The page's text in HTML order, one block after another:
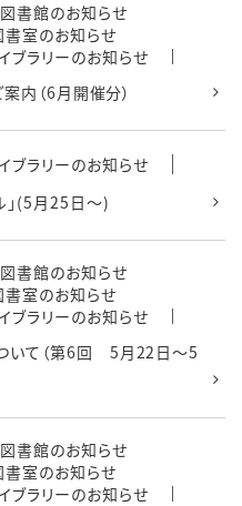
書館のお知らせ
書室のお知らせ
ブラリーのお知らせ
内（6月開催分）
ブラリーのお知らせ
」(5月25日～)
書館のお知らせ
書室のお知らせ
ブラリーのお知らせ
いて（第6回 5月22日～5
書館のお知らせ
書室のお知らせ
ブラリーのお知らせ